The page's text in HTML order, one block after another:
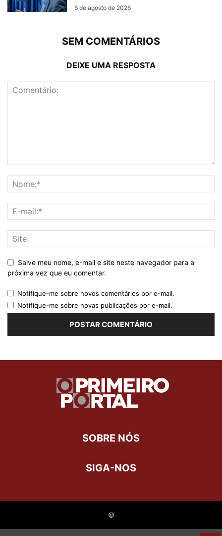
6 de agosto de 2026
SEM COMENTÁRIOS
DEIXE UMA RESPOSTA
Salve meu nome, e-mail e site neste navegador para a
próxima vez que eu comentar.
Notifique-me sobre novos comentários por e-mail.
Notifique-me sobre novas publicações por e-mail.
SOBRE NÓS
SIGA-NOS
©